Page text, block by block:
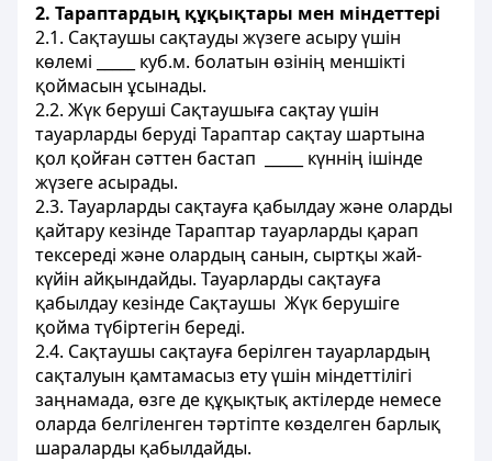
2. Тараптардың құқықтары мен мiндеттерi
2.1. Сақтаушы сақтауды жүзеге асыру үшiн
көлемi _____ куб.м. болатын өзiнiң меншiктi
қоймасын ұсынады.
2.2. Жүк берушi Сақтаушыға сақтау үшiн
тауарларды берудi Тараптар сақтау шартына
қол қойған сәттен бастап _____ күннiң iшiнде
жүзеге асырады.
2.3. Тауарларды сақтауға қабылдау және оларды
қайтару кезiнде Тараптар тауарларды қарап
тексередi және олардың санын, сыртқы жай-
күйiн айқындайды. Тауарларды сақтауға
қабылдау кезiнде Сақтаушы Жүк берушiге
қойма түбiртегiн бередi.
2.4. Сақтаушы сақтауға берiлген тауарлардың
сақталуын қамтамасыз ету үшiн мiндеттiлiгi
заңнамада, өзге де құқықтық актiлерде немесе
оларда белгiленген тәртiпте көзделген барлық
шараларды қабылдайды.